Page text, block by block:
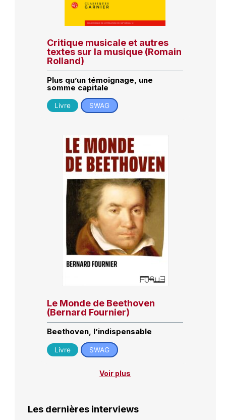
Critique musicale et autres
textes sur la musique (Romain
Rolland)
Plus qu’un témoignage, une
somme capitale
Livre SWAG
Le Monde de Beethoven
(Bernard Fournier)
Beethoven, l’indispensable
Livre SWAG
Voir plus
Les dernières interviews